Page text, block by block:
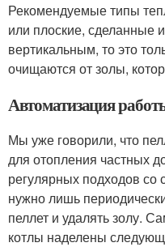
Рекомендуемые типы
или плоские, сделанные
вертикальным, то это
очищаются от золы,
Автоматизация
Мы уже говорили, что
для отопления частных
регулярных подходов со
нужно лишь
пеллет и удалять золу.
котлы наделены